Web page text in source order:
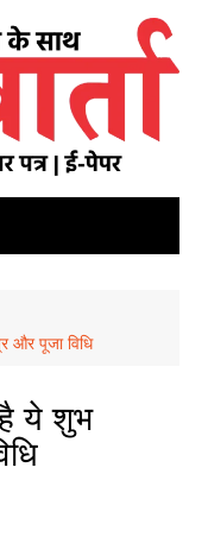
और पूजा विधि
है ये शुभ